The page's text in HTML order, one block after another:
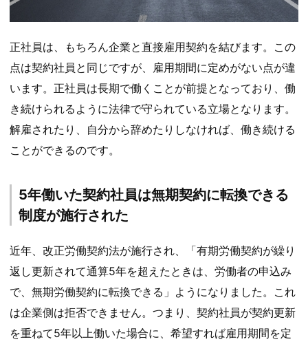
正社員は、もちろん企業と直接雇用契約を結びます。この
点は契約社員と同じですが、雇用期間に定めがない点が違
います。正社員は長期で働くことが前提となっており、働
き続けられるように法律で守られている立場となります。
解雇されたり、自分から辞めたりしなければ、働き続ける
ことができるのです。
5年働いた契約社員は無期契約に転換できる
制度が施行された
近年、改正労働契約法が施行され、「有期労働契約が繰り
返し更新されて通算5年を超えたときは、労働者の申込み
で、無期労働契約に転換できる」ようになりました。これ
は企業側は拒否できません。つまり、契約社員が契約更新
を重ねて5年以上働いた場合に、希望すれば雇用期間を定